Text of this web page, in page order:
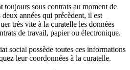
toujours sous contrats au moment de
années qui précèdent, il est
très vite à la curatelle les données
de travail, papier ou électronique.
social possède toutes ces informations
leur coordonnées à la curatelle.